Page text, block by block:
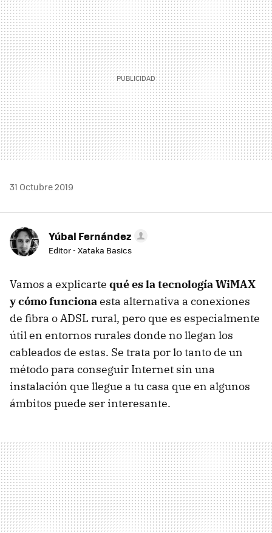
MAIL
31 Octubre 2019
Yúbal Fernández
Editor - Xataka Basics
Vamos a explicarte qué es la tecnología WiMAX
y cómo funcionaesta alternativa a conexiones
de fibra o ADSL rural, pero que es especialmente
útil en entornos rurales donde no llegan los
cableados de estas. Se trata por lo tanto de un
método para conseguir Internet sin una
instalación que llegue a tu casa que en algunos
ámbitos puede ser interesante.